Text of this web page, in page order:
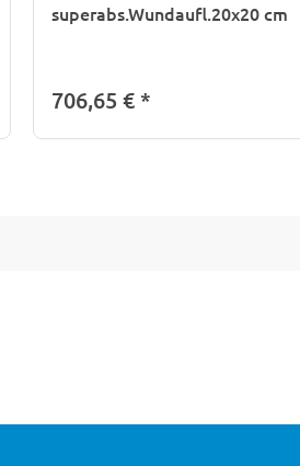
superabs.Wundaufl.20x20 cm
706,65 €*